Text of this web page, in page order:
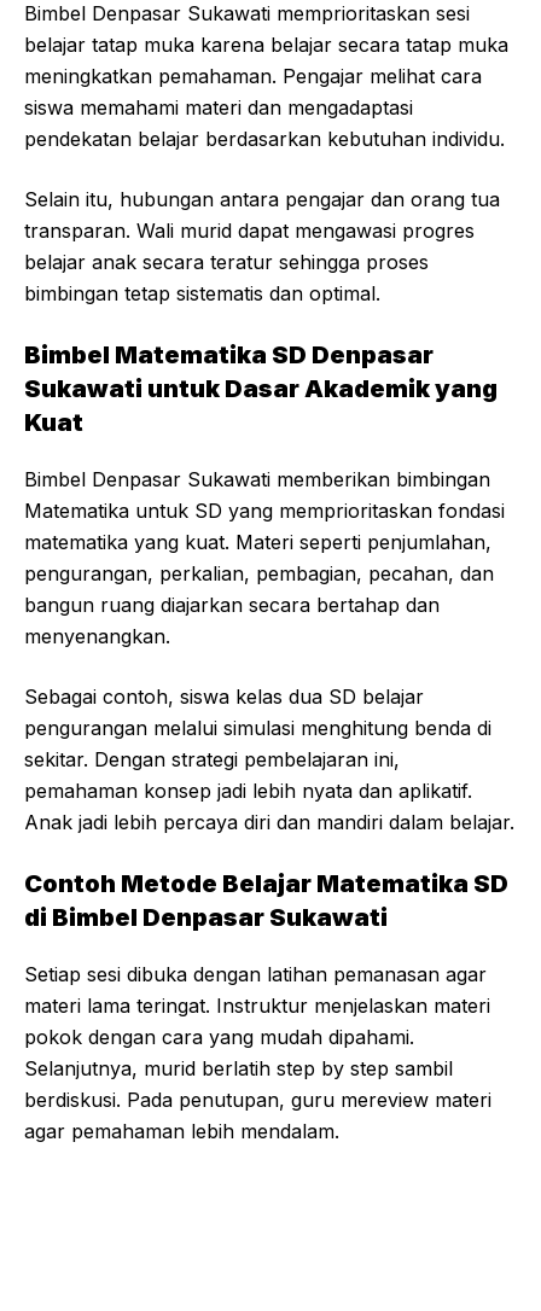
Bimbel Denpasar Sukawati memprioritaskan sesi
belajar tatap muka karena belajar secara tatap muka
meningkatkan pemahaman. Pengajar melihat cara
siswa memahami materi dan mengadaptasi
pendekatan belajar berdasarkan kebutuhan individu.
Selain itu, hubungan antara pengajar dan orang tua
transparan. Wali murid dapat mengawasi progres
belajar anak secara teratur sehingga proses
bimbingan tetap sistematis dan optimal.
Bimbel Matematika SD Denpasar
Sukawati untuk Dasar Akademik yang
Kuat
Bimbel Denpasar Sukawati memberikan bimbingan
Matematika untuk SD yang memprioritaskan fondasi
matematika yang kuat. Materi seperti penjumlahan,
pengurangan, perkalian, pembagian, pecahan, dan
bangun ruang diajarkan secara bertahap dan
menyenangkan.
Sebagai contoh, siswa kelas dua SD belajar
pengurangan melalui simulasi menghitung benda di
sekitar. Dengan strategi pembelajaran ini,
pemahaman konsep jadi lebih nyata dan aplikatif.
Anak jadi lebih percaya diri dan mandiri dalam belajar.
Contoh Metode Belajar Matematika SD
di Bimbel Denpasar Sukawati
Setiap sesi dibuka dengan latihan pemanasan agar
materi lama teringat. Instruktur menjelaskan materi
pokok dengan cara yang mudah dipahami.
Selanjutnya, murid berlatih step by step sambil
berdiskusi. Pada penutupan, guru mereview materi
agar pemahaman lebih mendalam.